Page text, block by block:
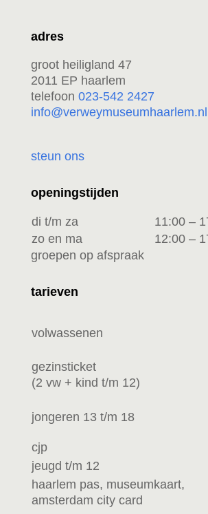
adres
groot heiligland 47
2011 EP haarlem
telefoon 023-542 2427
info@verweymuseumhaarlem.nl
steun ons
openingstijden
di t/m za
11:00 –
zo en ma
12:00 –
groepen op afspraak
tarieven
volwassenen
gezinsticket
(2 vw + kind t/m 12)
jongeren 13 t/m 18
cjp
jeugd t/m 12
haarlem pas, museumkaart,
amsterdam city card